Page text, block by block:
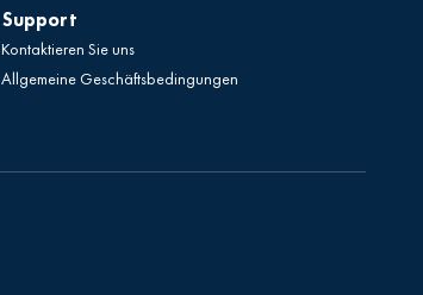
Support
Kontaktieren Sie uns
Allgemeine Geschäftsbedingungen